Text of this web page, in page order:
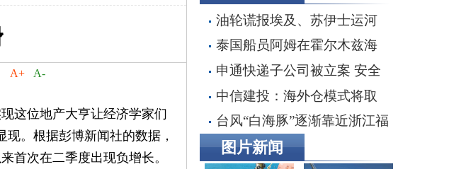
A+ A-
这位地产大亨让经济学家们
。根据彭博新闻社的数据，
首次在二季度出现负增长。
油轮谎报埃及、苏伊士运河
为目的港，掩盖沙特红海装货行
泰国船员阿姆在霍尔木兹海
峡遭枪击身亡 遗体运抵家乡
申通快递子公司被立案 安全
事故频发引监管追责 30亿融资
搁浅数智化转型承压
中信建投：海外仓模式将取
代直邮成为主流 具全链条能力
端到端整合者将最终胜出
台风“白海豚”逐渐靠近浙江福
建 沿海多地停航停工应对防范
图片新闻